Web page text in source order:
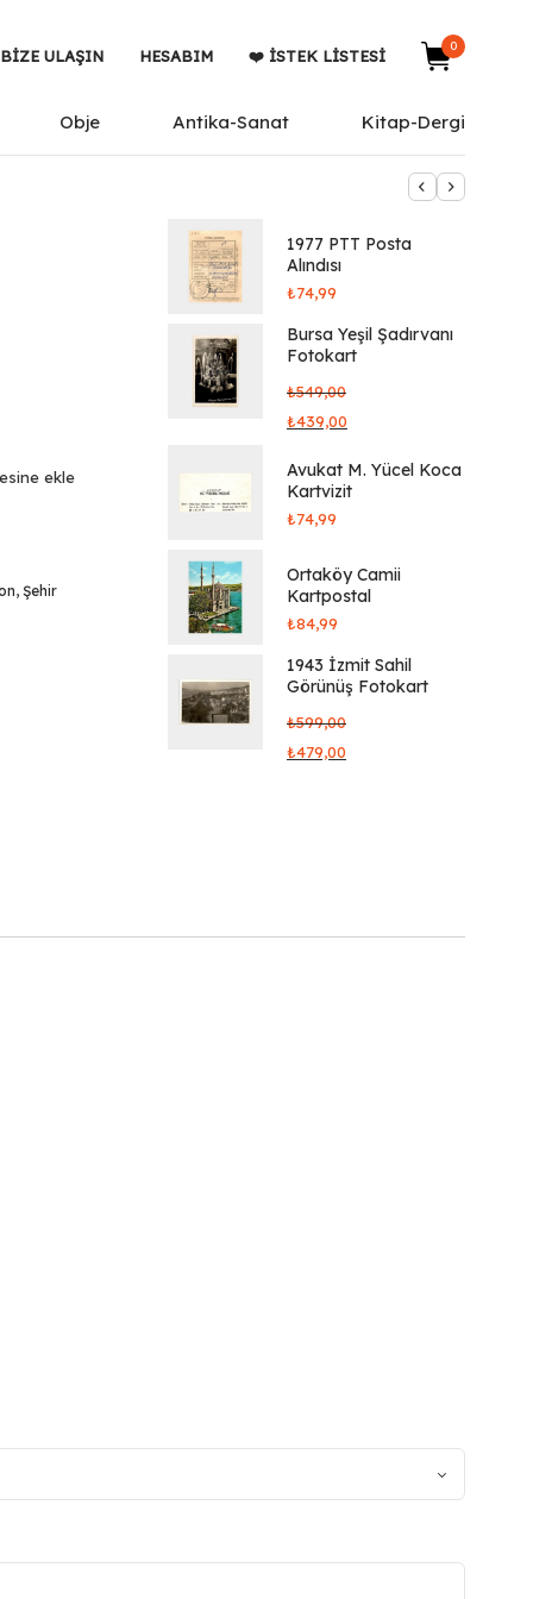
BIZE ULAŞIN HESABIM ❤️ İSTEK LISTESI
0
Obje Antika-Sanat Kitap-Dergi
ekle
, Şehir
1977 PTT Posta
Alındısı
₺74,99
Bursa Yeşil Şadırvanı
Fotokart
₺549,00
₺439,00
Avukat M. Yücel Koca
Kartvizit
₺74,99
Ortaköy Camii
Kartpostal
₺84,99
1943 İzmit Sahil
Görünüş Fotokart
₺599,00
₺479,00